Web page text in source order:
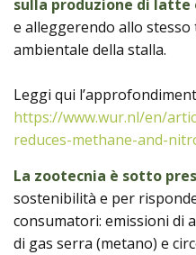
sulla produzione di latte
e alleggerendo allo stesso
ambientale della stalla.
Leggi qui
https://www.wur.nl/en/
reduces-methane-and-
La zootecnia è sotto
sostenibilità e per
consumatori: emissioni di
di gas serra (metano) e